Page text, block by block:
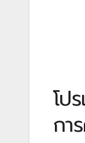
โป
กา